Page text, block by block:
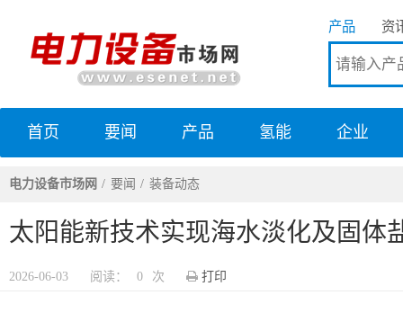
产品 资
首页 要闻 产品 氢能 企业
电力设备市场网 要闻 装备动态
太阳能新技术实现海水淡化及固体
2026-06-03 阅读： 0 次 打印